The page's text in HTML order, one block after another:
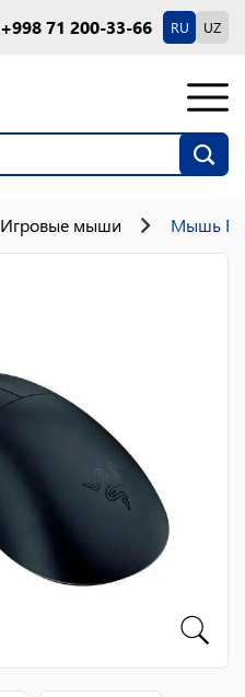
+998 71 200-33-66 RU UZ
Игровые мыши Мышь